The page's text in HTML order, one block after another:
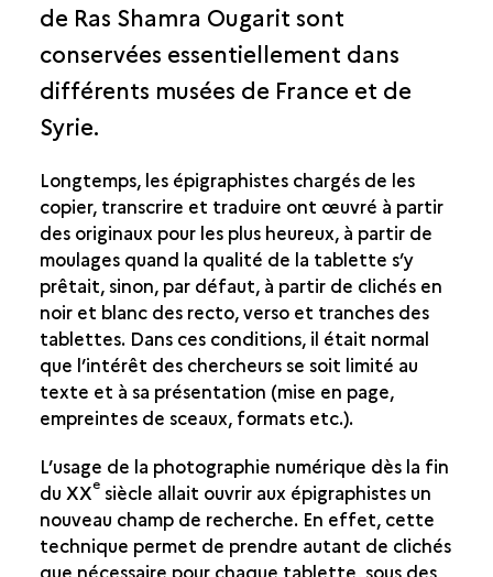
MISSION PLURIDISCIPLINAIRE
LES APPORTS DE LA PHOTOGRAPHIE NUMÉRIQUE
LES ÉTUDES TECHNIQUES
LES APPORTS DE L'ARCHÉOZOOLOGIE
de Ras Shamra Ougarit sont
conservées essentiellement dans
différents musées de France et de
Syrie.
Longtemps, les épigraphistes chargés de les
copier, transcrire et traduire ont œuvré à partir
des originaux pour les plus heureux, à partir de
moulages quand la qualité de la tablette s’y
prêtait, sinon, par défaut, à partir de clichés en
noir et blanc des recto, verso et tranches des
tablettes. Dans ces conditions, il était normal
que l’intérêt des chercheurs se soit limité au
texte et à sa présentation (mise en page,
empreintes de sceaux, formats etc.).
L’usage de la photographie numérique dès la fin
du XXesiècle allait ouvrir aux épigraphistes un
nouveau champ de recherche. En effet, cette
technique permet de prendre autant de clichés
que nécessaire pour chaque tablette, sous des